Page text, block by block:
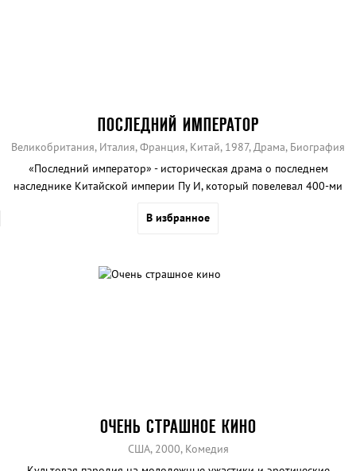
ПОСЛЕДНИЙ ИМПЕРАТОР
Великобритания, Италия, Франция, Китай, 1987, Драма, Биография
«Последний император» - историческая драма о последнем
наследнике Китайской империи Пу И, который повелевал 400-ми
В избранное
ОЧЕНЬ СТРАШНОЕ КИНО
США, 2000, Комедия